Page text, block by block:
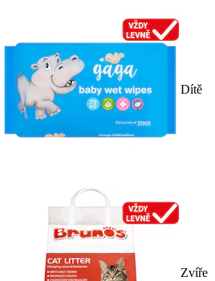
Dítě
Zvíře